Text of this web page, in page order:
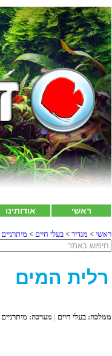
ראשי אודותינו
ראשי > מגדיר > בעלי חיים > מיתרניים
רלית המים
ממלכה: בעלי חיים | מערכה: מיתרניים